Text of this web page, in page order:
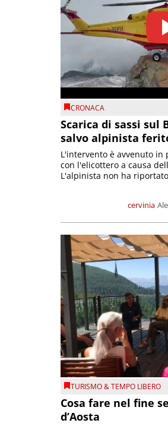
CRONACA
Scarica di sassi
salvo alpinista
cervinia
L'intervento è avvenuto
con l'elicottero a causa
L'alpinista non ha
TURISMO & TEMPO LIBERO
Cosa fare nel fine
d’Aosta